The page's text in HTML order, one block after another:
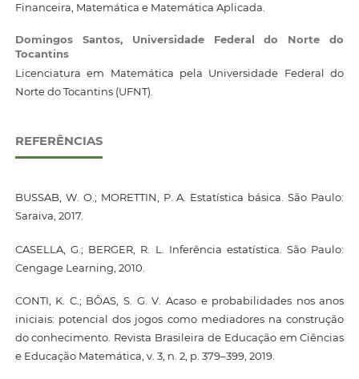
Financeira, Matemática e Matemática Aplicada.
Domingos Santos, Universidade Federal do Norte do
Tocantins
Licenciatura em Matemática pela Universidade Federal do
Norte do Tocantins (UFNT).
REFERÊNCIAS
BUSSAB, W. O.; MORETTIN, P. A. Estatística básica. São Paulo:
Saraiva, 2017.
CASELLA, G.; BERGER, R. L. Inferência estatística. São Paulo:
Cengage Learning, 2010.
CONTI, K. C.; BÔAS, S. G. V. Acaso e probabilidades nos anos
iniciais: potencial dos jogos como mediadores na construção
do conhecimento. Revista Brasileira de Educação em Ciências
e Educação Matemática, v. 3, n. 2, p. 379–399, 2019.